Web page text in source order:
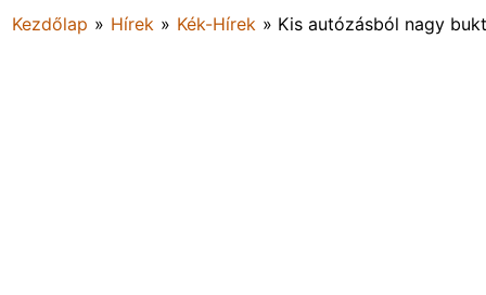
Kezdőlap » Hírek » Kék-Hírek » Kis autózásból nagy